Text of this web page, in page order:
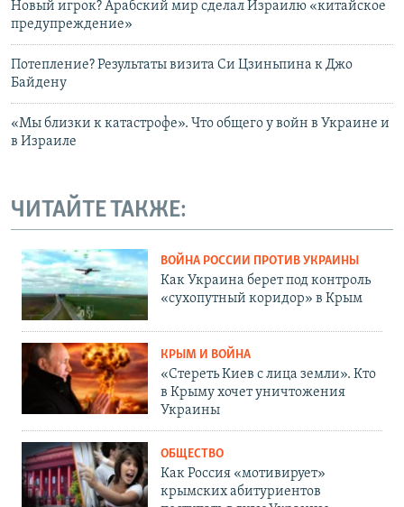
Новый игрок? Арабский мир сделал Израилю «китайское
предупреждение»
Потепление? Результаты визита Си Цзиньпина к Джо
Байдену
«Мы близки к катастрофе». Что общего у войн в Украине и
в Израиле
ЧИТАЙТЕ ТАКЖЕ:
ВОЙНА РОССИИ ПРОТИВ УКРАИНЫ
Как Украина берет под контроль
«сухопутный коридор» в Крым
КРЫМ И ВОЙНА
«Стереть Киев с лица земли». Кто
в Крыму хочет уничтожения
Украины
ОБЩЕСТВО
Как Россия «мотивирует»
крымских абитуриентов